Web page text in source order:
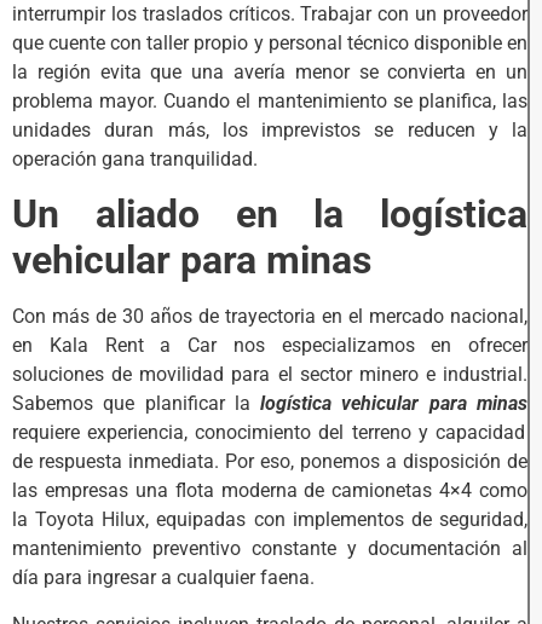
interrumpir los traslados críticos. Trabajar con un proveedor
que cuente con taller propio y personal técnico disponible en
la región evita que una avería menor se convierta en un
problema mayor. Cuando el mantenimiento se planifica, las
unidades duran más, los imprevistos se reducen y la
operación gana tranquilidad.
Un aliado en la logística
vehicular para minas
Con más de 30 años de trayectoria en el mercado nacional,
en Kala Rent a Car nos especializamos en ofrecer
soluciones de movilidad para el sector minero e industrial.
Sabemos que planificar lalogística vehicular para minas
requiere experiencia, conocimiento del terreno y capacidad
de respuesta inmediata. Por eso, ponemos a disposición de
las empresas una flota moderna de camionetas 4×4 como
la Toyota Hilux, equipadas con implementos de seguridad,
mantenimiento preventivo constante y documentación al
día para ingresar a cualquier faena.